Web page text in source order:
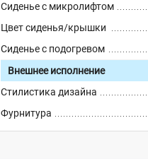
Сиденье с микролифтом
Цвет сиденья/крышки
Сиденье с подогревом
Внешнее исполнение
Стилистика дизайна
Фурнитура